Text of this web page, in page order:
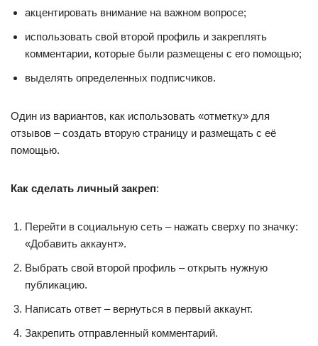
акцентировать внимание на важном вопросе;
использовать свой второй профиль и закреплять
комментарии, которые были размещены с его помощью;
выделять определенных подписчиков.
Один из вариантов, как использовать «отметку» для
отзывов – создать вторую страницу и размещать с её
помощью.
Как сделать личный закреп:
Перейти в социальную сеть – нажать сверху по значку:
«Добавить аккаунт».
Выбрать свой второй профиль – открыть нужную
публикацию.
Написать ответ – вернуться в первый аккаунт.
Закрепить отправленный комментарий.